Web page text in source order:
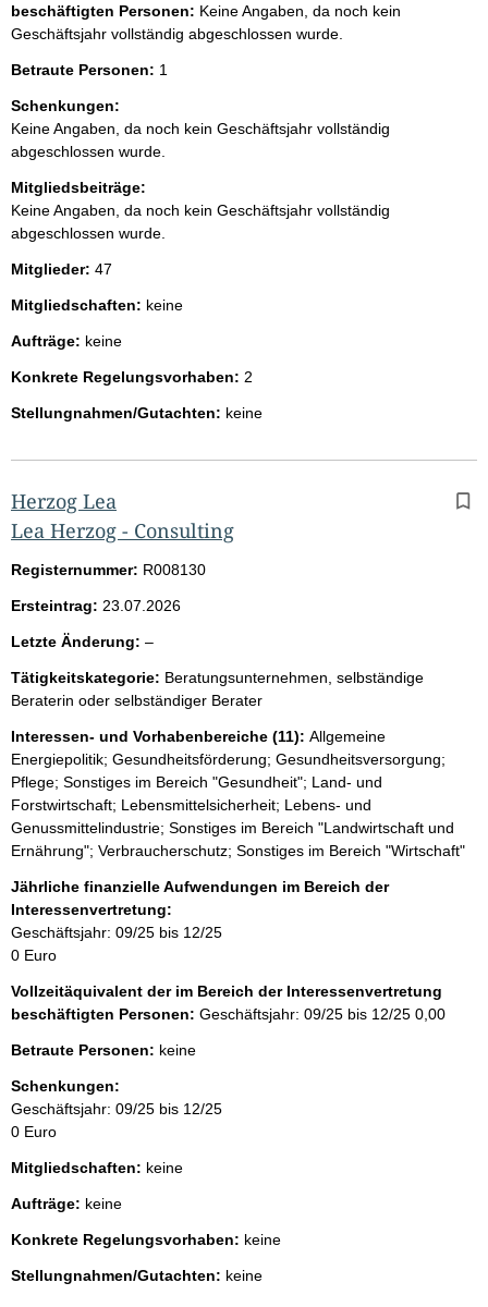
beschäftigten Personen: Keine Angaben, da noch kein
Geschäftsjahr vollständig abgeschlossen wurde.
Betraute Personen: 1
Schenkungen:
Keine Angaben, da noch kein Geschäftsjahr vollständig
abgeschlossen wurde.
Mitgliedsbeiträge:
Keine Angaben, da noch kein Geschäftsjahr vollständig
abgeschlossen wurde.
Mitglieder: 47
Mitgliedschaften: keine
Aufträge: keine
Konkrete Regelungsvorhaben: 2
Stellungnahmen/Gutachten: keine
Herzog Lea
Lea Herzog - Consulting
Registernummer: R008130
Ersteintrag: 23.07.2026
Letzte Änderung: –l
e
r
Tätigkeitskategorie: Beratungsunternehmen, selbständige
Beraterin oder selbständiger Berater
Interessen- und Vorhabenbereiche (11): Allgemeine
Energiepolitik; Gesundheitsförderung; Gesundheitsversorgung;
Pflege; Sonstiges im Bereich "Gesundheit"; Land- und
Forstwirtschaft; Lebensmittelsicherheit; Lebens- und
Genussmittelindustrie; Sonstiges im Bereich "Landwirtschaft und
Ernährung"; Verbraucherschutz; Sonstiges im Bereich "Wirtschaft"
Jährliche finanzielle Aufwendungen im Bereich der
Interessenvertretung:
Geschäftsjahr: 09/25 bis 12/25
0 Euro
Vollzeitäquivalent der im Bereich der Interessenvertretung
beschäftigten Personen: Geschäftsjahr: 09/25 bis 12/25 0,00
Betraute Personen: keine
Schenkungen:
Geschäftsjahr: 09/25 bis 12/25
0 Euro
Mitgliedschaften: keine
Aufträge: keine
Konkrete Regelungsvorhaben: keine
Stellungnahmen/Gutachten: keine